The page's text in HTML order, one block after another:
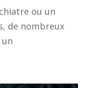
ou un
de nombreux